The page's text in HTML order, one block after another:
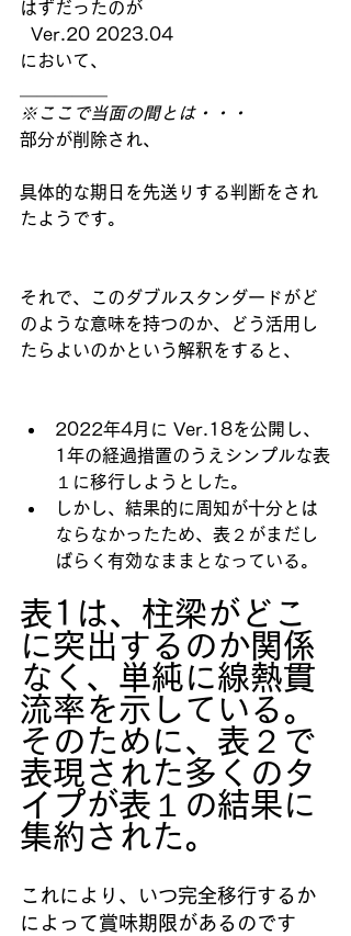
はずだったのが
  Ver.20 2023.04
において、
※ここで当面の間とは・・・
部分が削除され、
具体的な期日を先送りする判断をされ
たようです。
それで、このダブルスタンダードがど
のような意味を持つのか、どう活用し
たらよいのかという解釈をすると、
2022年4月に Ver.18を公開し、
1年の経過措置のうえシンプルな表
１に移行しようとした。
しかし、結果的に周知が十分とは
ならなかったため、表２がまだし
ばらく有効なままとなっている。
表1は、柱梁がどこ
に突出するのか関係
なく、単純に線熱貫
流率を示している。
そのために、表２で
表現された多くのタ
イプが表１の結果に
集約された。
これにより、いつ完全移行するか
によって賞味期限があるのです